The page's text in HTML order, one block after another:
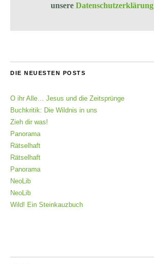
unsereDatenschutzerklärung
DIE NEUESTEN POSTS
O ihr Alle… Jesus und die Zeitsprünge
Buchkritik: Die Wildnis in uns
Zieh dir was!
Panorama
Rätselhaft
Rätselhaft
Panorama
NeoLib
NeoLib
Wild! Ein Steinkauzbuch